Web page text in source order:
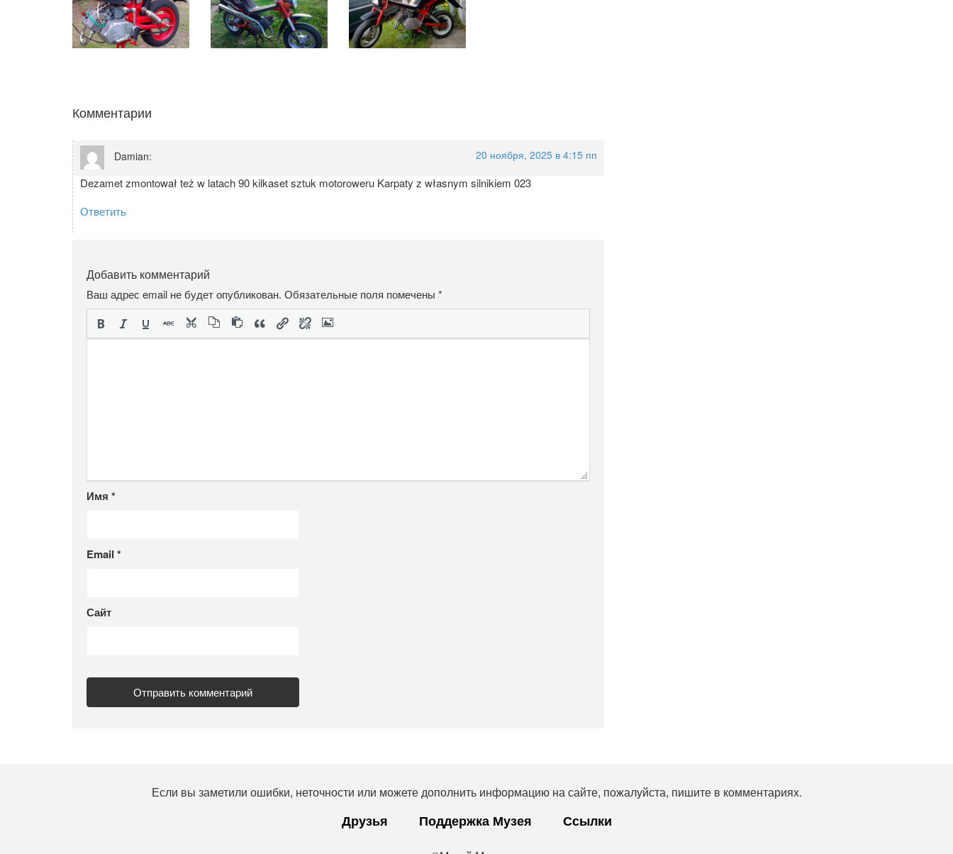
Комментарии
Damian: 20 ноября, 2025 в 4:15 пп
Dezamet zmontował też w latach 90 kilkaset sztuk motoroweru Karpaty z własnym silnikiem 023
Ответить
Добавить комментарий
Ваш адрес email не будет опубликован. Обязательные поля помечены *
Имя *
Email *
Сайт
Если вы заметили ошибки, неточности или можете дополнить информацию на сайте, пожалуйста, пишите в комментариях.
Друзья Поддержка Музея Ссылки